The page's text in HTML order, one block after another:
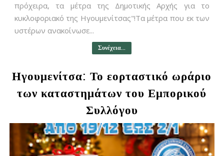
πρόχειρα, τα μέτρα της Δημοτικής Αρχής για το
κυκλοφοριακό της Ηγουμενίτσας"!Τα μέτρα που εκ των
υστέρων ανακοίνωσε...
Συνέχεια...
Ηγουμενίτσα: Το εορταστικό ωράριο
των καταστημάτων του Εμπορικού
Συλλόγου